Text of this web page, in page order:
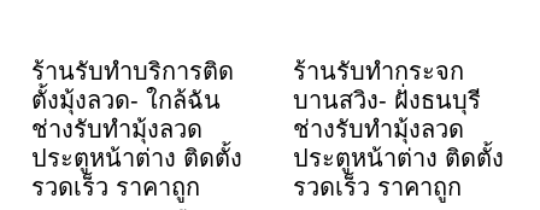
ร้านรับทำบริการติด
ตั้งมุ้งลวด- ใกล้ฉัน
ช่างรับทำมุ้งลวด
ประตูหน้าต่าง ติดตั้ง
รวดเร็ว ราคาถูก
ร้านรับทำกระจก
บานสวิง- ฝั่งธนบุรี
ช่างรับทำมุ้งลวด
ประตูหน้าต่าง ติดตั้ง
รวดเร็ว ราคาถูก